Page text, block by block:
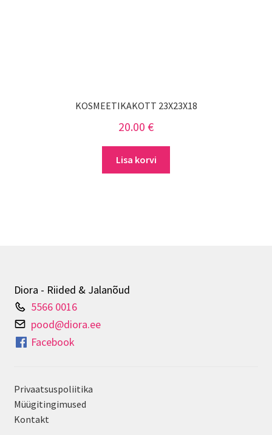
KOSMEETIKAKOTT 23X23X18
20.00 €
Lisa korvi
Diora - Riided & Jalanõud
5566 0016
pood@diora.ee
Facebook
Privaatsuspoliitika
Müügitingimused
Kontakt